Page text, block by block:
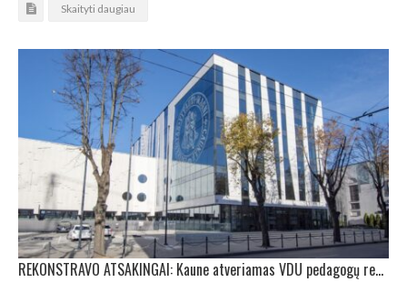
Skaityti daugiau
REKONSTRAVO ATSAKINGAI: Kaune atveriamas VDU pedagogų rengimo centras